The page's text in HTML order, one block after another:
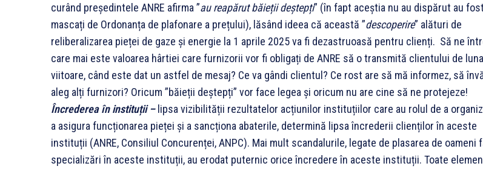
curând președintele ANRE afirma ”au reapărut băieții deștepți” (în fapt aceștia nu au dispărut au
mascați de Ordonanța de plafonare a prețului), lăsând ideea că această ”descoperire” alături de
reliberalizarea pieței de gaze și energie la 1 aprile 2025 va fi dezastruoasă pentru clienți. Să ne
care mai este valoarea hârtiei care furnizorii vor fi obligați de ANRE să o transmită clientului de luna
viitoare, când este dat un astfel de mesaj? Ce va gândi clientul? Ce rost are să mă informez, să
aleg alți furnizori? Oricum ”băieții deștepți” vor face legea și oricum nu are cine să ne protejeze!
Încrederea în instituții –lipsa vizibilității rezultatelor acțiunilor instituțiilor care au rolul de a
a asigura funcționarea pieței și a sancționa abaterile, determină lipsa încrederii clienților în aceste
instituții (ANRE, Consiliul Concurenței, ANPC). Mai mult scandalurile, legate de plasarea de oameni
specializări în aceste instituții, au erodat puternic orice încredere în aceste instituții. Toate